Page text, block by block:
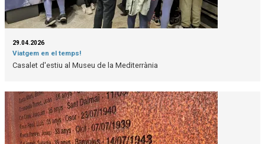
29.04.2026
Viatgem en el temps!
Casalet d'estiu al Museu de la Mediterrània